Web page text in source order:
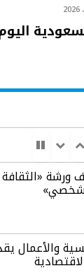
«الثقافة